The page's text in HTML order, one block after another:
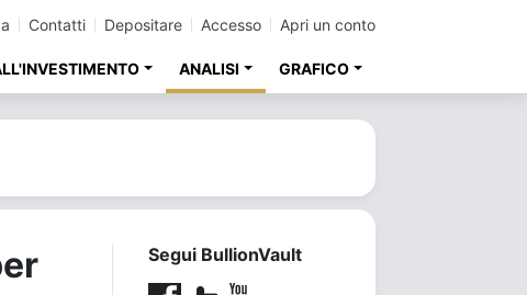
Contatti Depositare Accesso Apri un conto
ANALISI GRAFICO
Segui BullionVault